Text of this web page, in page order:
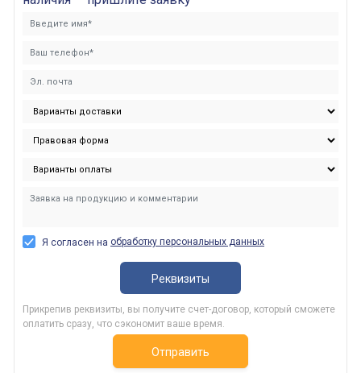
Я согласен на обработку персональных данных
Реквизиты
Прикрепив реквизиты, вы получите счет-договор, который сможете
оплатить сразу, что сэкономит ваше время.
Отправить